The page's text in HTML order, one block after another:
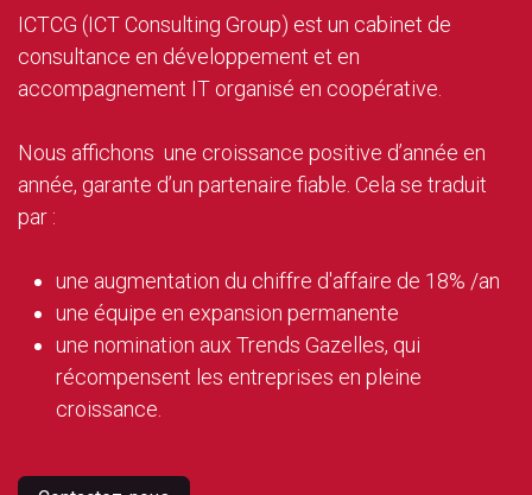
ICTCG (ICT Consulting Group) est un cabinet de
consultance en développement et en
accompagnement IT organisé en coopérative.
Nous affichons une croissance positive d’année en
année, garante d’un partenaire fiable. Cela se traduit
par :
une augmentation du chiffre d'affaire de 18% /an
une équipe en expansion permanente
une nomination aux Trends Gazelles, qui
récompensent les entreprises en pleine
croissance.